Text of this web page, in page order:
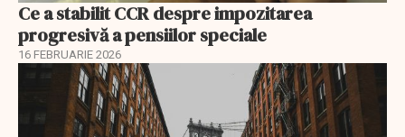
Ce a stabilit CCR despre impozitarea
progresivă a pensiilor speciale
16 FEBRUARIE 2026